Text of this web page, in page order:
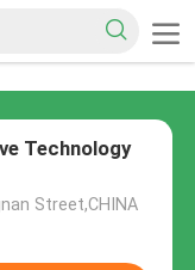
Technology
Street,CHINA